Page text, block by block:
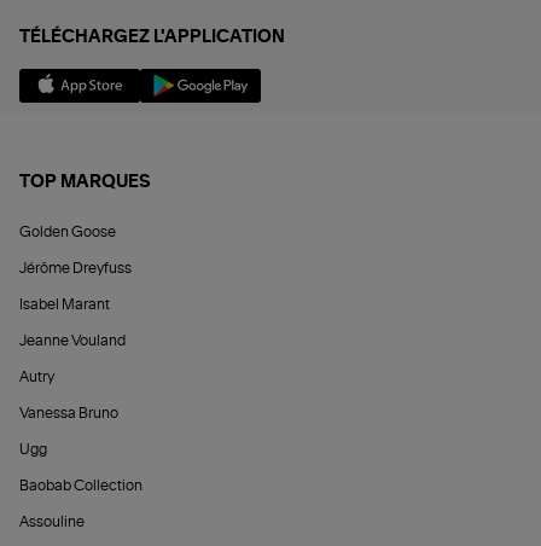
TÉLÉCHARGEZ L'APPLICATION
TOP MARQUES
Golden Goose
Jérôme Dreyfuss
Isabel Marant
Jeanne Vouland
Autry
Vanessa Bruno
Ugg
Baobab Collection
Assouline